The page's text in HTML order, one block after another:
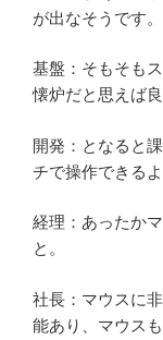
が出なそうです
基盤：そもそも
懐炉だと思えば
開発：となると
チで操作できる
経理：あったか
と。
社長：マウスに
能あり、マウス